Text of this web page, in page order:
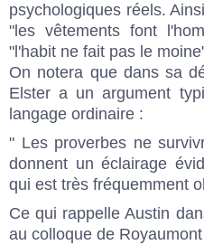
psychologiques réels.
"les vêtements font
"l'habit ne fait pas le
On notera que dans sa
Elster a un argument
langage ordinaire :
" Les proverbes ne
donnent un éclairage
qui est très fréquemment
Ce qui rappelle Austin
au colloque de